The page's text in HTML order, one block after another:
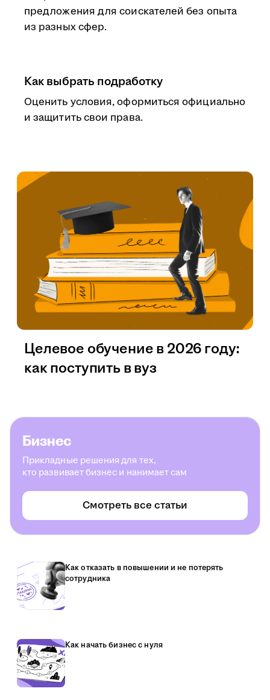
предложения для соискателей без опыта
из разных сфер.
Как выбрать подработку
Оценить условия, оформиться официально
и защитить свои права.
Целевое обучение в 2026 году:
как поступить в вуз
Бизнес
Прикладные решения для тех,
кто развивает бизнес и нанимает сам
Смотреть все статьи
Как отказать в повышении и не потерять
сотрудника
Как начать бизнес с нуля